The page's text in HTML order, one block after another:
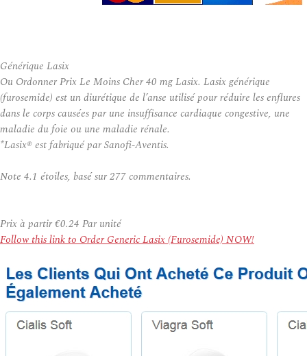
Générique Lasix
Ou Ordonner Prix Le Moins Cher 40 mg Lasix. Lasix générique
(furosemide) est un diurétique de l’anse utilisé pour réduire les enflures
dans le corps causées par une insuffisance cardiaque congestive, une
maladie du foie ou une maladie rénale.
*Lasix® est fabriqué par Sanofi-Aventis.
Note 4.1 étoiles, basé sur277commentaires.
Prix à partir€0.24 Par unité
Follow this link to Order Generic Lasix (Furosemide) NOW!